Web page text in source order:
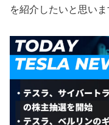
を紹介したいと思い